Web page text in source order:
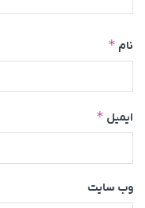
نام *
ایمیل *
وب‌ سایت